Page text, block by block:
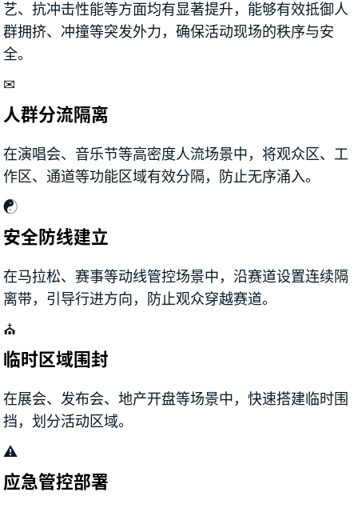
艺、抗冲击性能等方面均有显著提升，能够有效抵御人
群拥挤、冲撞等突发外力，确保活动现场的秩序与安
全。
✉
人群分流隔离
在演唱会、音乐节等高密度人流场景中，将观众区、工
作区、通道等功能区域有效分隔，防止无序涌入。
☯
安全防线建立
在马拉松、赛事等动线管控场景中，沿赛道设置连续隔
离带，引导行进方向，防止观众穿越赛道。
⛪
临时区域围封
在展会、发布会、地产开盘等场景中，快速搭建临时围
挡，划分活动区域。
⚠
应急管控部署